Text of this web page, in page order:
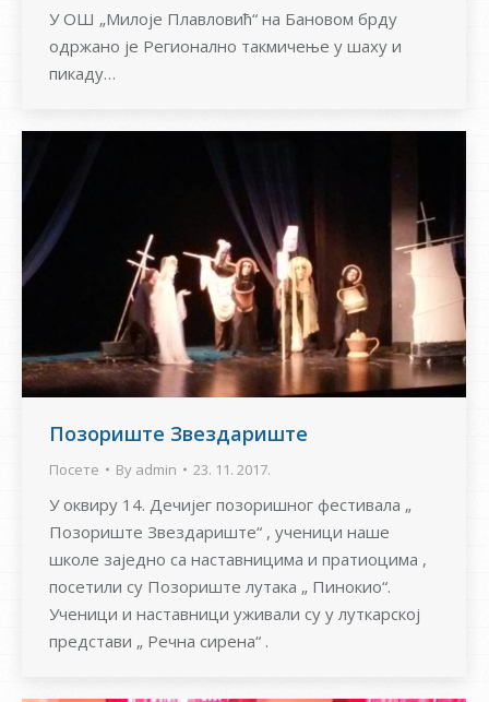
У ОШ „Милоје Плавловић“ на Бановом брду
одржано је Регионално такмичење у шаху и
пикаду…
Позориште Звездариште
Посете By admin 23. 11. 2017.
У оквиру 14. Дечијег позоришног фестивала „
Позориште Звездариште“ , ученици наше
школе заједно са наставницима и пратиоцима ,
посетили су Позориште лутака „ Пинокио“.
Ученици и наставници уживали су у луткарској
представи „ Речна сирена“ .